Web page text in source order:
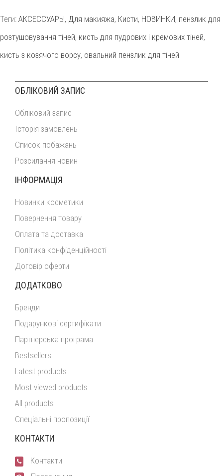
Теги: АКСЕССУАРЫ, Для макияжа, Кисти, НОВИНКИ, пензлик для
розтушовування тіней, кисть для пудрових і кремових тіней,
кисть з козячого ворсу, овальний пензлик для тіней
ОБЛІКОВИЙ ЗАПИС
Обліковий запис
Історія замовлень
Список побажань
Розсилання новин
ІНФОРМАЦІЯ
Новинки косметики
Повернення товару
Оплата та доставка
Політика конфіденційності
Договір оферти
ДОДАТКОВО
Бренди
Подарункові сертифікати
Партнерська програма
Bestsellers
Latest products
Most viewed products
All products
Спеціальні пропозиції
КОНТАКТИ
Контакти